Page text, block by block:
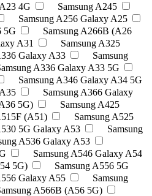
4G
Samsung A245
Samsung A256 Galaxy A25
5G
Samsung A266B (A26
A31
Samsung A325
Galaxy A33
Samsung
A336 Galaxy A33 5G
Samsung A346 Galaxy A34 5G
Samsung A366 Galaxy
5G)
Samsung A425
(A51)
Samsung A525
5G Galaxy A53
Samsung
A536 Galaxy A53
Samsung A546 Galaxy A54
5G)
Samsung A556 5G
Galaxy A55
Samsung
A566B (A56 5G)